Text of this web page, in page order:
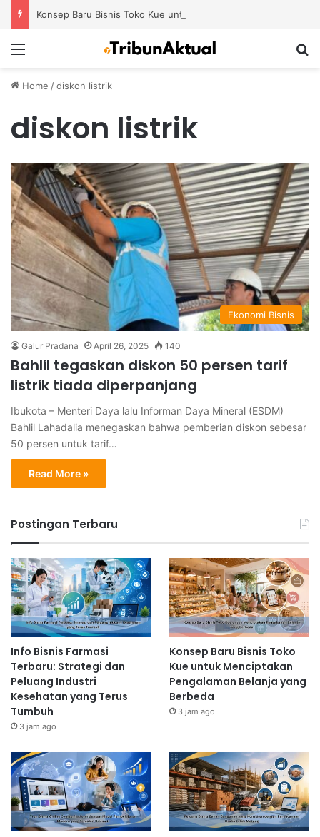
Home /diskon listrik
diskon listrik
Ekonomi Bisnis
Galur Pradana April 26, 2025 140
Bahlil tegaskan diskon 50 persen tarif
listrik tiada diperpanjang
Ibukota – Menteri Daya lalu Informan Daya Mineral (ESDM)
Bahlil Lahadalia menegaskan bahwa pemberian diskon sebesar
50 persen untuk tarif…
Read More »
Postingan Terbaru
Info Bisnis Farmasi
Terbaru: Strategi dan
Peluang Industri
Kesehatan yang Terus
Tumbuh
3 jam ago
Konsep Baru Bisnis Toko
Kue untuk Menciptakan
Pengalaman Belanja yang
Berbeda
3 jam ago